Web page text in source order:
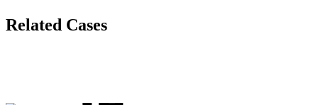
Related Cases